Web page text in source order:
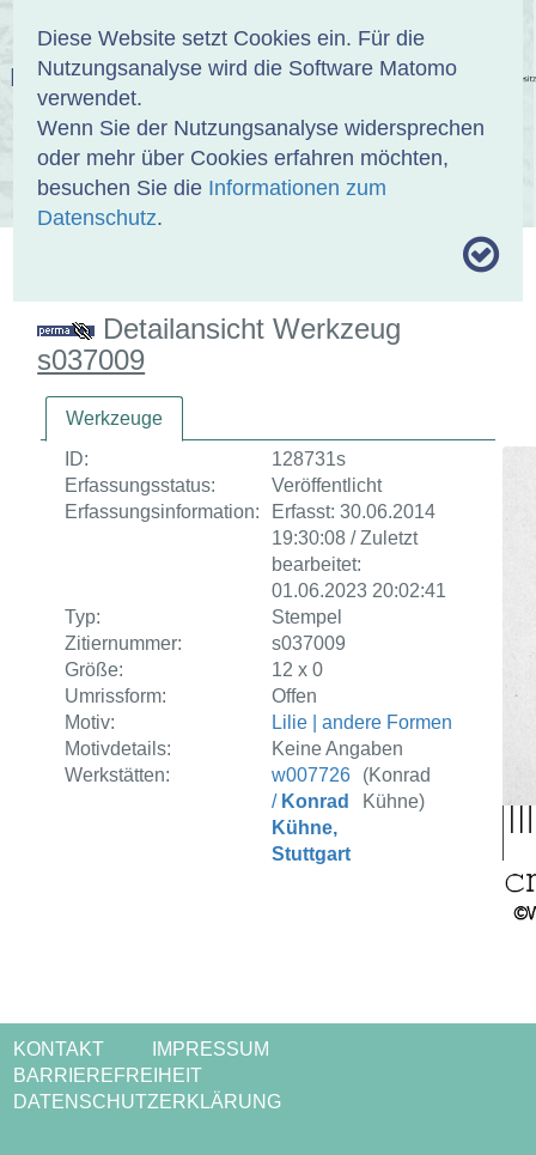
Diese Website setzt Cookies ein. Für die
Nutzungsanalyse wird die Software Matomo
verwendet.
Wenn Sie der Nutzungsanalyse widersprechen
oder mehr über Cookies erfahren möchten,
besuchen Sie die Informationen zum
Datenschutz.
EINBANDDATENBANK
ÜBER UNS SAMMLUNGEN SUCHE
Detailansicht Werkzeug
s037009
Werkzeuge
ID:
128731s
Erfassungsstatus:
Veröffentlicht
Erfassungsinformation:
Erfasst: 30.06.2014
19:30:08 / Zuletzt
bearbeitet:
01.06.2023 20:02:41
Typ:
Stempel
Zitiernummer:
s037009
Größe:
12 x 0
Umrissform:
Offen
Motiv:
Lilie | andere Formen
Motivdetails:
Keine Angaben
Werkstätten:
w007726
/ Konrad
Kühne,
Stuttgart
(Konrad
Kühne)
KONTAKT
IMPRESSUM
BARRIEREFREIHEIT
DATENSCHUTZERKLÄRUNG